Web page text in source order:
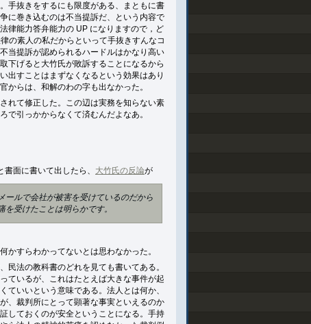
手抜きをするにも限度がある、まともに書
に巻き込むのは不当提訴だ、という内容で
律能力答弁能力の UP になりますので，ど
の素人の私だからといって手抜きすんなコ
当提訴が認められるハードルはかなり高い
下げると大竹氏が敗訴することになるから
出すことはまずなくなるという効果はあり
からは、和解のわの字も出なかった。
れて修正した。この辺は実務を知らない素
で引っかからなくて済むんだよなあ。
面に書いて出したら、 大竹氏の反論が
ールで会社が被害を受けているのだから
受けたことは明らかです。
かすらわかってないとは思わなかった。
民法の教科書のどれを見ても書いてある。
ているが、これはたとえば大きな事件が起
ていいという意味である。法人とは何か、
、裁判所にとって顕著な事実といえるのか
しておくのが安全ということになる。手持